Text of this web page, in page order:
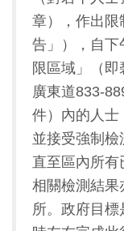
章），作出限
告」），自下
限區域」（即
廣東道833-
件）內的人士
並接受強制檢
直至區內所
相關檢測結果
所。政府目